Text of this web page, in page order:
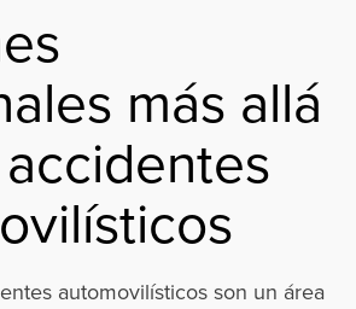
más allá
automovilísticos son un área